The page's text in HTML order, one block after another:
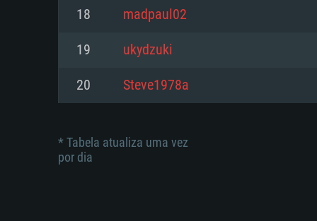
Disco: 23,1 GB
Network: Internet de banda larga.
Disco: 21,5 GB
Network: Internet de banda larga.
Disco: 21,5 GB
18 madpaul02
19 ukydzuki
20 Steve1978a
* Tabela atualiza uma vez
por dia